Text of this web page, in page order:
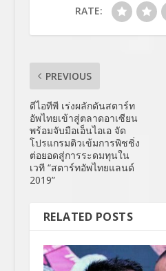
RATE:
PREVIOUS
ดีไอทีพี เร่งผลักดันสตาร์ท
อัพไทยเข้าสู่ตลาดอาเซียน
พร้อมจับมือเอ็นไอเอ จัด
โปรแกรมติวเข้มการพิชชิ่ง
ต่อยอดสู่การระดมทุนใน
เวที “สตาร์ทอัพไทยแลนด์
2019”
RELATED POSTS